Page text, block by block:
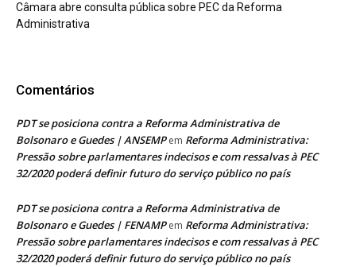
Câmara abre consulta pública sobre PEC da Reforma
Administrativa
Comentários
PDT se posiciona contra a Reforma Administrativa de
Bolsonaro e Guedes | ANSEMPem Reforma Administrativa:
Pressão sobre parlamentares indecisos e com ressalvas à PEC
32/2020 poderá definir futuro do serviço público no país
PDT se posiciona contra a Reforma Administrativa de
Bolsonaro e Guedes | FENAMPem Reforma Administrativa:
Pressão sobre parlamentares indecisos e com ressalvas à PEC
32/2020 poderá definir futuro do serviço público no país